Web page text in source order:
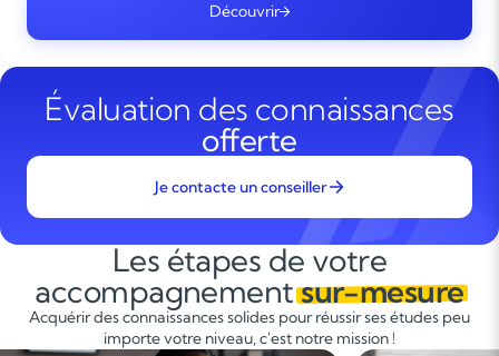
Découvrir
Évaluation des connaissances
offerte
Je contacte un conseiller
Les étapes de votre
accompagnementsur-mesure
Acquérir des connaissances solides pour réussir ses études peu
importe votre niveau, c'est notre mission !